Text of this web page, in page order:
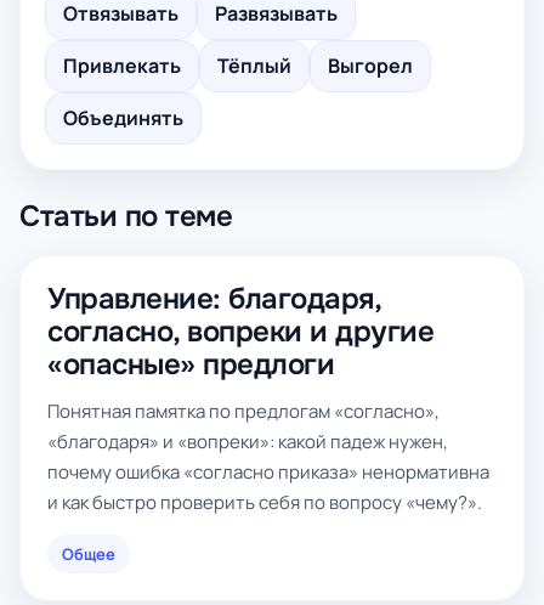
Отвязывать
Развязывать
Привлекать
Тёплый
Выгорел
Объединять
Статьи по теме
Управление: благодаря,
согласно, вопреки и другие
«опасные» предлоги
Понятная памятка по предлогам «согласно»,
«благодаря» и «вопреки»: какой падеж нужен,
почему ошибка «согласно приказа» ненормативна
и как быстро проверить себя по вопросу «чему?».
Общее